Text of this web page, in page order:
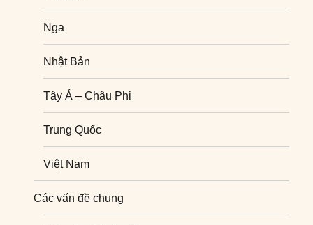
Nghiên cứu quốc tế
Nga
Nhật Bản
Tây Á – Châu Phi
Trung Quốc
Việt Nam
Các vấn đề chung